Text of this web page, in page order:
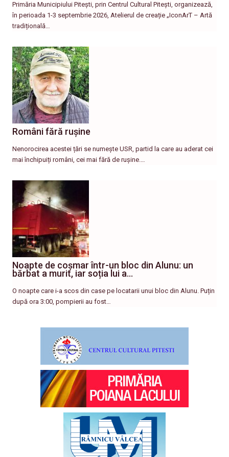
Primăria Municipiului Pitești, prin Centrul Cultural Pitești, organizează,
în perioada 1-3 septembrie 2026, Atelierul de creație „IconArT – Artă
tradițională…
Români fără rușine
Nenorocirea acestei țări se numește USR, partid la care au aderat cei
mai închipuiți români, cei mai fără de rușine.…
Noapte de coșmar într-un bloc din Alunu: un
bărbat a murit, iar soția lui a…
O noapte care i-a scos din case pe locatarii unui bloc din Alunu. Puțin
după ora 3:00, pompierii au fost…